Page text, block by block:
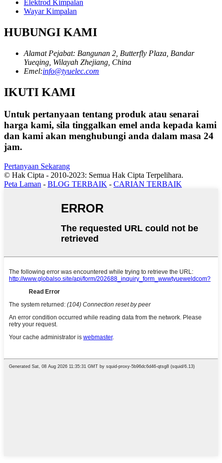
Elektrod Kimpalan
Wayar Kimpalan
HUBUNGI KAMI
Alamat Pejabat: Bangunan 2, Butterfly Plaza, Bandar
Yueqing, Wilayah Zhejiang, China
Emel:info@tyuelec.com
IKUTI KAMI
Untuk pertanyaan tentang produk atau senarai
harga kami, sila tinggalkan emel anda kepada kami
dan kami akan menghubungi anda dalam masa 24
jam.
Pertanyaan Sekarang
© Hak Cipta - 2010-2023: Semua Hak Cipta Terpelihara.
Peta Laman - BLOG TERBAIK - CARIAN TERBAIK